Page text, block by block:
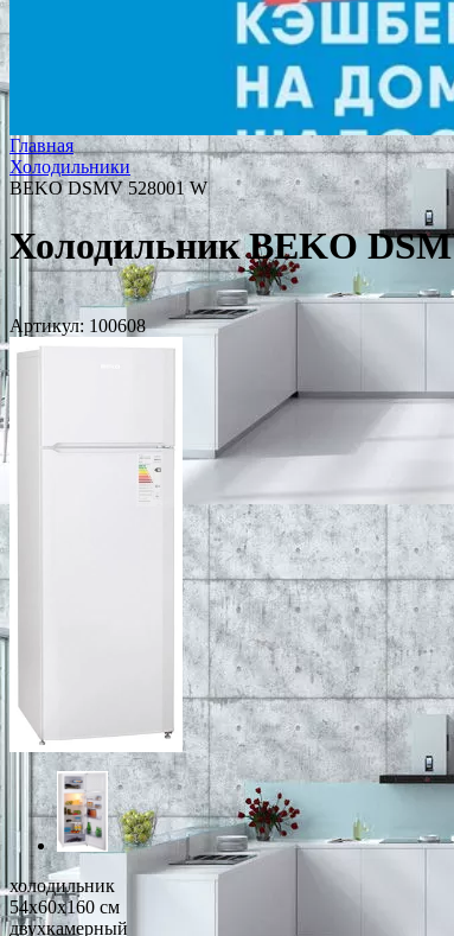
Главная
Холодильники
BEKO DSMV 528001 W
Холодильник BEKO
Артикул: 100608
холодильник
54x60x160 см
двухкамерный